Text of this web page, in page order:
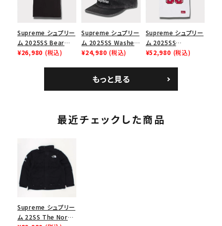
Supreme シュプリー
ム 2025SS Bear
Tee ベア Tシャツ ブ
¥26,980 (税込)
Supreme シュプリー
ム 2025SS Washed
Chino Twill Camp
ブラック 黒
¥24,980 (税込)
Supreme シュプリー
ム 2025SS
Bandana Football
¥52,980 (税込)
もっと見る
最近チェックした商品
Supreme シュプリー
ム 22SS The North